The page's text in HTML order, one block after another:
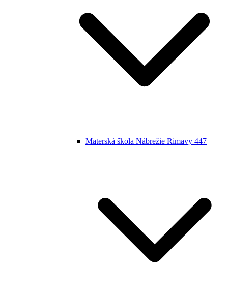
Materská škola Nábrežie Rimavy 447